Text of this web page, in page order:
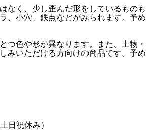
なく、少し歪んだ形をしているものも
、小穴、鉄点などがみられます。予め
つ色や形が異なります。また、土物・
みいただける方向けの商品です。予め
日祝休み）